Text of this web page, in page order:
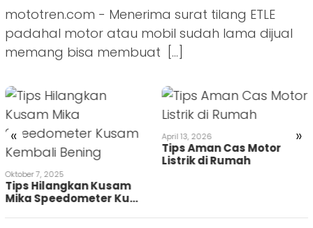
mototren.com - Menerima surat tilang ETLE
padahal motor atau mobil sudah lama dijual
memang bisa membuat […]
« »
Oktober 7, 2025
Tips Hilangkan Kusam
Mika Speedometer Ku…
April 13, 2026
Tips Aman Cas Motor
Listrik di Rumah